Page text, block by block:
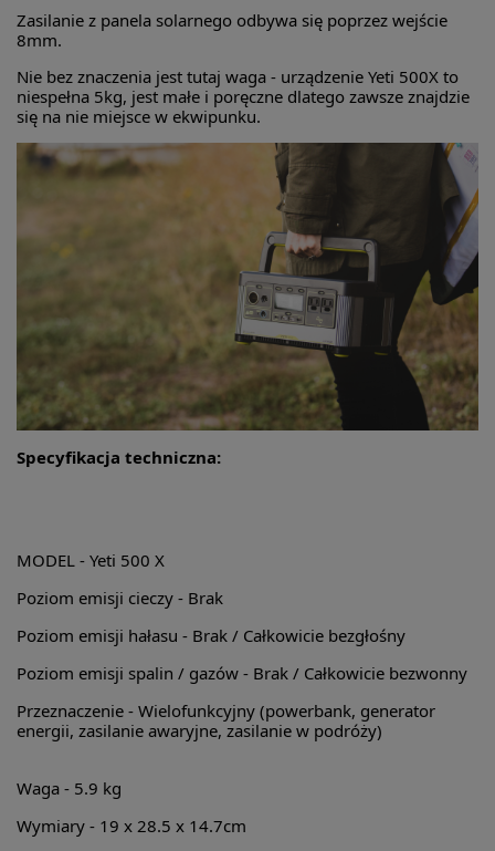
Zasilanie z panela solarnego odbywa się poprzez wejście
8mm.
Nie bez znaczenia jest tutaj waga - urządzenie Yeti 500X to
niespełna 5kg, jest małe i poręczne dlatego zawsze znajdzie
się na nie miejsce w ekwipunku.
Specyfikacja techniczna:
MODEL - Yeti 500 X
Poziom emisji cieczy - Brak
Poziom emisji hałasu - Brak / Całkowicie bezgłośny
Poziom emisji spalin / gazów - Brak / Całkowicie bezwonny
Przeznaczenie - Wielofunkcyjny (powerbank, generator
energii, zasilanie awaryjne, zasilanie w podróży)
Waga - 5.9 kg
Wymiary - 19 x 28.5 x 14.7cm